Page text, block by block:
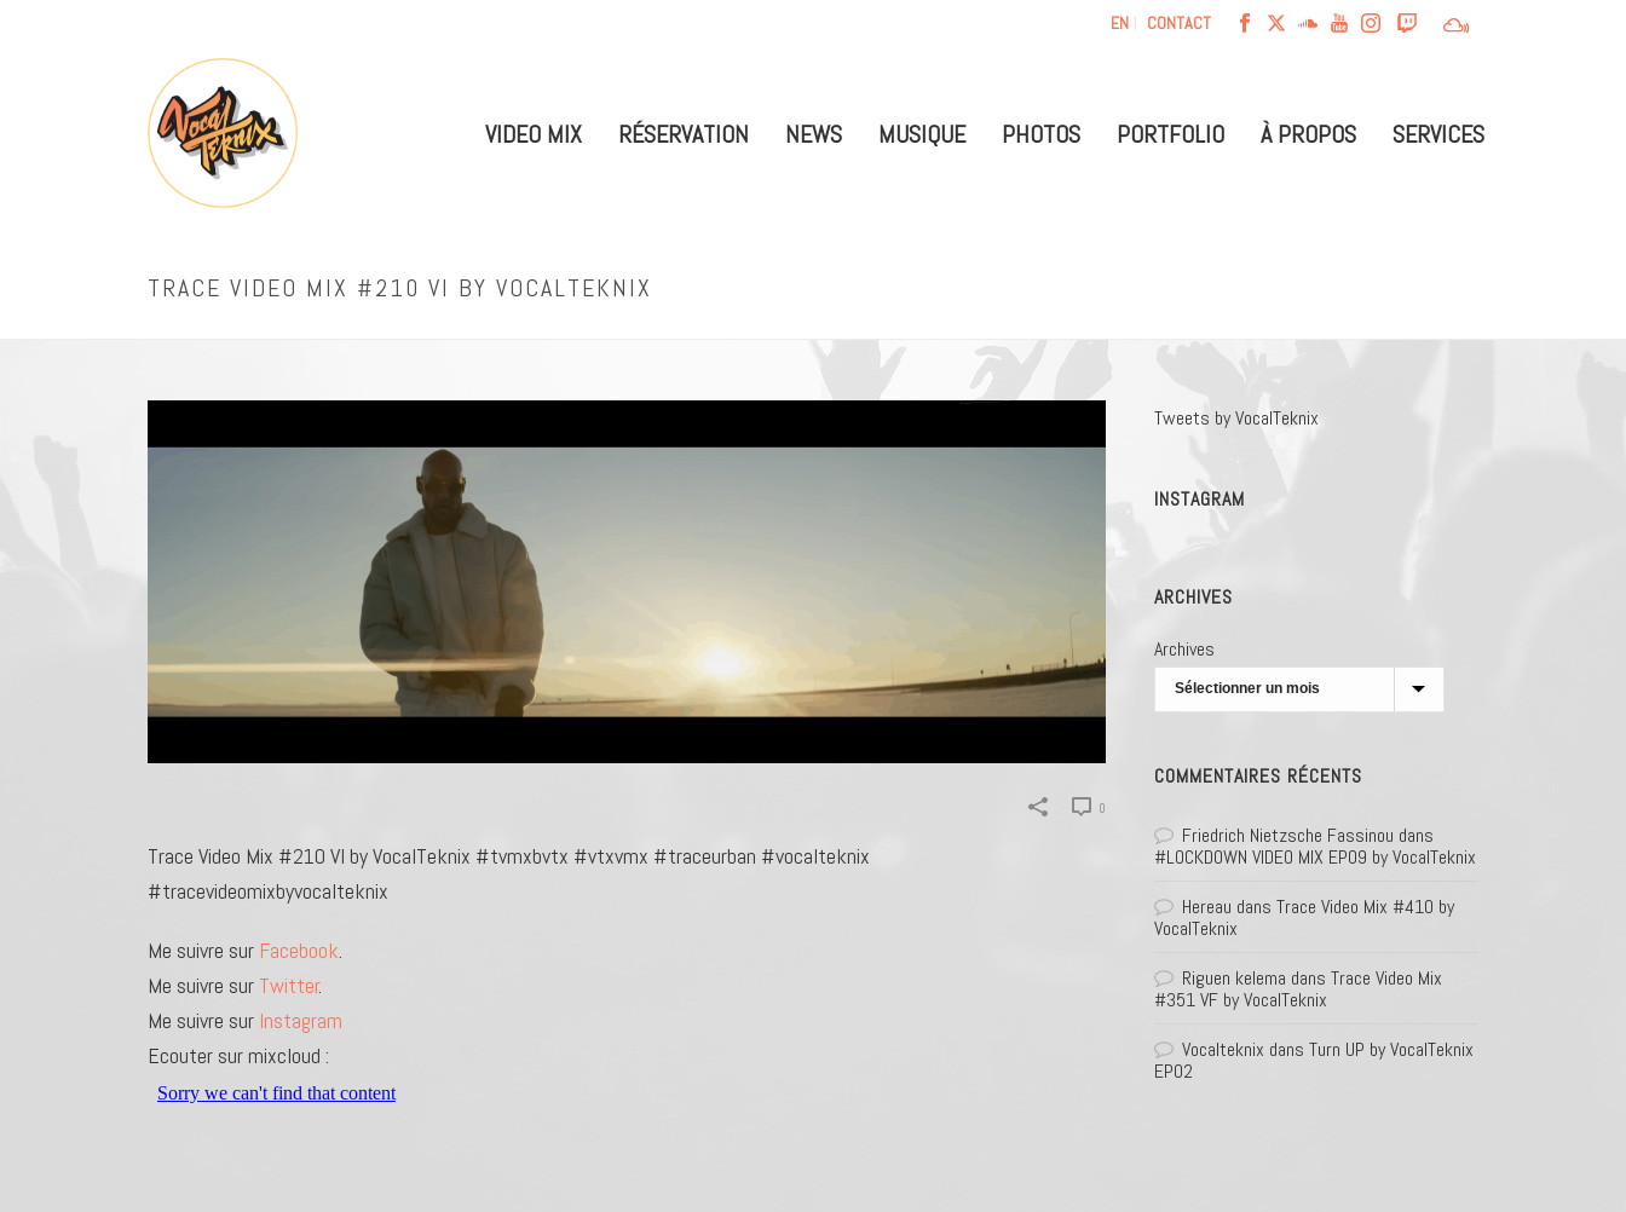
EN CONTACT
VIDEO MIX RÉSERVATION NEWS MUSIQUE PHOTOS PORTFOLIO À PROPOS SERVICES
TRACE VIDEO MIX #210 VI BY VOCALTEKNIX
0
Trace Video Mix #210 VI by VocalTeknix #tvmxbvtx #vtxvmx #traceurban #vocalteknix
#tracevideomixbyvocalteknix
Me suivre sur Facebook.
Me suivre sur Twitter.
Me suivre sur Instagram
Ecouter sur mixcloud :
Tweets by VocalTeknix
INSTAGRAM
ARCHIVES
Archives
COMMENTAIRES RÉCENTS
Friedrich Nietzsche Fassinou dans
#LOCKDOWN VIDEO MIX EP09 by VocalTeknix
Hereau dansTrace Video Mix #410 by
VocalTeknix
Riguen kelema dansTrace Video Mix
#351 VF by VocalTeknix
Vocalteknix dansTurn UP by VocalTeknix
EP02